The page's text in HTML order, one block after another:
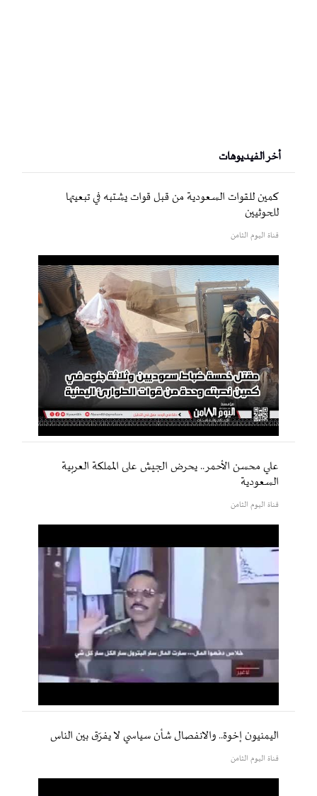
أخر الفيديوهات
كمين للقوات السعودية من قبل قوات يشتبه في تبعيتها
للحوثيين
قناة اليوم الثامن
علي محسن الأحمر.. يحرض الجيش على المملكة العربية
السعودية
قناة اليوم الثامن
اليمنيون إخوة.. والانفصال شأن سياسي لا يفرّق بين الناس
قناة اليوم الثامن